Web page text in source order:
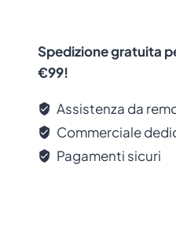
Spedizione gratuita
€99!
Assistenza da
Commerciale
Pagamenti sicuri